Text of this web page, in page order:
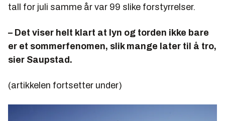
tall for juli samme år var 99 slike forstyrrelser.
– Det viser helt klart at lyn og torden ikke bare
er et sommerfenomen, slik mange later til å tro,
sier Saupstad.
(artikkelen fortsetter under)